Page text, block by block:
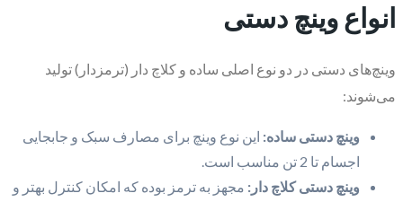
انواع وینچ دستی
وینچ‌های دستی در دو نوع اصلی ساده و کلاچ دار (ترمزدار) تولید
می‌شوند:
وینچ دستی ساده: این نوع وینچ برای مصارف سبک و جابجایی
اجسام تا 2 تن مناسب است.
وینچ دستی کلاچ دار: مجهز به ترمز بوده که امکان کنترل بهتر و